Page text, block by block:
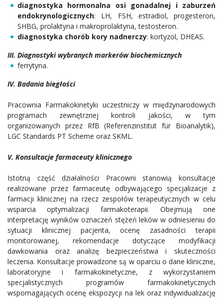
diagnostyka hormonalna osi gonadalnej i zaburzeń
endokrynologicznych: LH, FSH, estradiol, progesteron,
SHBG, prolaktyna i makroprolaktyna, testosteron.
diagnostyka chorób kory nadnerczy: kortyzol, DHEAS.
III. Diagnostyki wybranych markerów biochemicznych
ferrytyna.
IV. Badania biegłości
Pracownia Farmakokinetyki uczestniczy w międzynarodowych
programach zewnętrznej kontroli jakości, w tym
organizowanych przez RfB (Referenzinstitut für Bioanalytik),
LGC Standards PT Scheme oraz SKML.
V. Konsultacje farmaceuty klinicznego
Istotną część działalności Pracowni stanowią konsultacje
realizowane przez farmaceutę odbywającego specjalizacje z
farmacji klinicznej na rzecz zespołów terapeutycznych w celu
wsparcia optymalizacji farmakoterapii. Obejmują one
interpretację wyników oznaczeń stężeń leków w odniesieniu do
sytuacji klinicznej pacjenta, ocenę zasadności terapii
monitorowanej, rekomendacje dotyczące modyfikacji
dawkowania oraz analizę bezpieczeństwa i skuteczności
leczenia. Konsultacje prowadzone są w oparciu o dane kliniczne,
laboratoryjne i farmakokinetyczne, z wykorzystaniem
specjalistycznych programów farmakokinetycznych
wspomagających ocenę ekspozycji na lek oraz indywidualizację